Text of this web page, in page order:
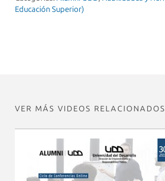
Educación Superior)
VER MÁS VIDEOS RELACIONADOS